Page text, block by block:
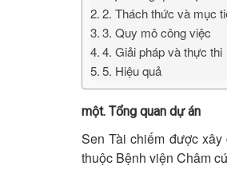
2. Thách thức và mục
3. Quy mô công việc
4. Giải pháp và thực thi
5. Hiệu quả
một. Tổng quan dự án
Sen Tài chiếm được
thuộc Bệnh viện Châm